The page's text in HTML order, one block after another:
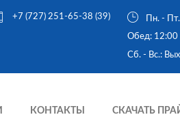
+7 (727) 251-65-38 (39)
Пн. -
Обед: 12:00
Cб. - Вс.:
КОНТАКТЫ СКАЧАТЬ